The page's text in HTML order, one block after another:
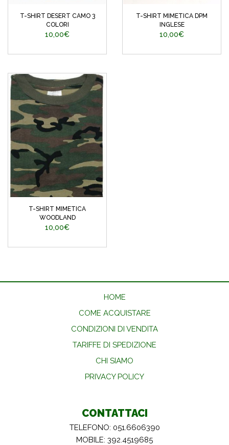
T-SHIRT DESERT CAMO 3
COLORI
10,00€
T-SHIRT MIMETICA DPM
INGLESE
10,00€
T-SHIRT MIMETICA
WOODLAND
10,00€
HOME
COME ACQUISTARE
CONDIZIONI DI VENDITA
TARIFFE DI SPEDIZIONE
CHI SIAMO
PRIVACY POLICY
CONTATTACI
TELEFONO: 051.6606390
MOBILE: 392.4519685